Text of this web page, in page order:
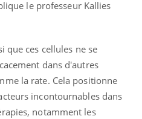
le professeur Kallies
que ces cellules ne se
dans d'autres
la rate. Cela positionne
incontournables dans
notamment les